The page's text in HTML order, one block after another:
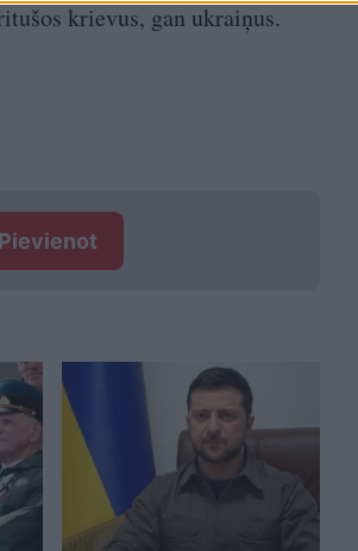
krievus, gan ukraiņus.
Pievienot